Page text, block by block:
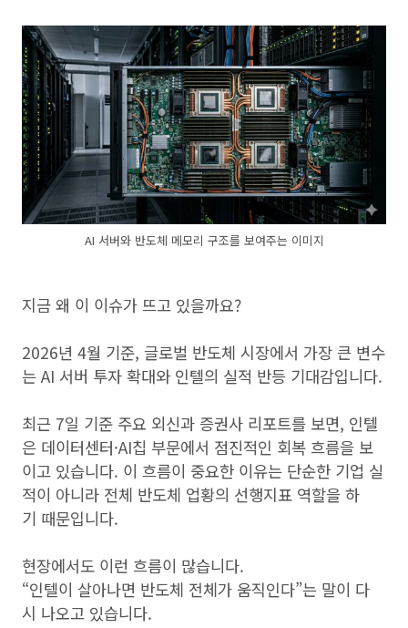
AI 서버와 반도체 메모리 구조를 보여주는 이미지
지금 왜 이 이슈가 뜨고 있을까요?
2026년 4월 기준, 글로벌 반도체 시장에서 가장 큰 변수
는 AI 서버 투자 확대와 인텔의 실적 반등 기대감입니다.
최근 7일 기준 주요 외신과 증권사 리포트를 보면, 인텔
은 데이터센터·AI칩 부문에서 점진적인 회복 흐름을 보
이고 있습니다. 이 흐름이 중요한 이유는 단순한 기업 실
적이 아니라 전체 반도체 업황의 선행지표 역할을 하
기 때문입니다.
현장에서도 이런 흐름이 많습니다.
“인텔이 살아나면 반도체 전체가 움직인다”는 말이 다
시 나오고 있습니다.